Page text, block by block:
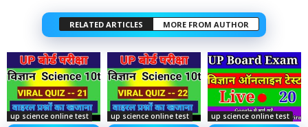
RELATED ARTICLES MORE FROM AUTHOR
up science online test up science online test up science online test